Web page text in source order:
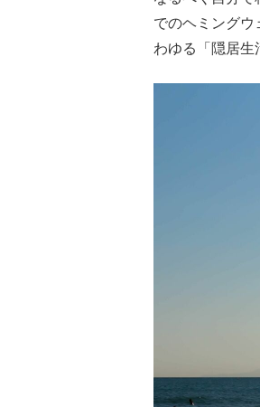
でのヘミングウ
わゆる「隠居生